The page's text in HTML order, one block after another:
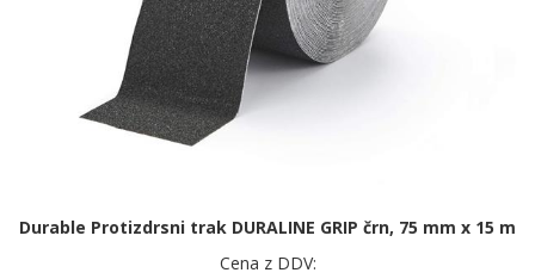
Durable Protizdrsni trak DURALINE GRIP črn, 75 mm x 15 m
Cena z DDV: